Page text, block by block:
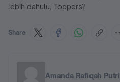
lebih dahulu, Toppers?
Share
Amanda Rafiqah Putri